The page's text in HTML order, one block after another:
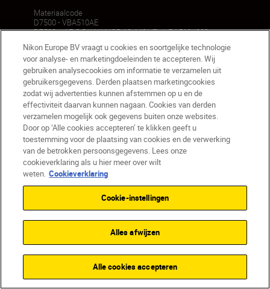
Materiaalcode
D7500 - VBA510AE
D7500 + AF-S DX NIKKOR 18-140 VR - VBA510K002
D7500 + AF-S DX NIKKOR 35mm F/1.8G - VBA510K007
D7500 + AF-P DX NIKKOR 10-20 VR - VBA510K006
Ontdek de perfecte
camera voor u
Bekijk ons aanbod aan camera's
MEER INFORMATIE
Nikon Europe BV vraagt u cookies en soortgelijke technologie
voor analyse- en marketingdoeleinden te accepteren. Wij
gebruiken analysecookies om informatie te verzamelen uit
gebruikersgegevens. Derden plaatsen marketingcookies
zodat wij advertenties kunnen afstemmen op u en de
effectiviteit daarvan kunnen nagaan. Cookies van derden
verzamelen mogelijk ook gegevens buiten onze websites.
Door op ‘Alle cookies accepteren’ te klikken geeft u
toestemming voor de plaatsing van cookies en de verwerking
van de betrokken persoonsgegevens. Lees onze
cookieverklaring als u hier meer over wilt
weten. Cookieverklaring
Cookie-instellingen
Alles afwijzen
Alle cookies accepteren